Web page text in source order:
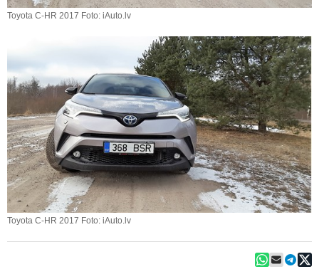
Toyota C-HR 2017 Foto: iAuto.lv
Toyota C-HR 2017 Foto: iAuto.lv